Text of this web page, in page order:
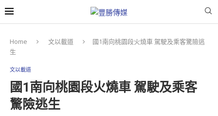
Home 文以載道
國1南向桃園段火燒車 駕駛及乘客驚險逃
生
文以載道
國1南向桃園段火燒車 駕駛及乘客
驚險逃生